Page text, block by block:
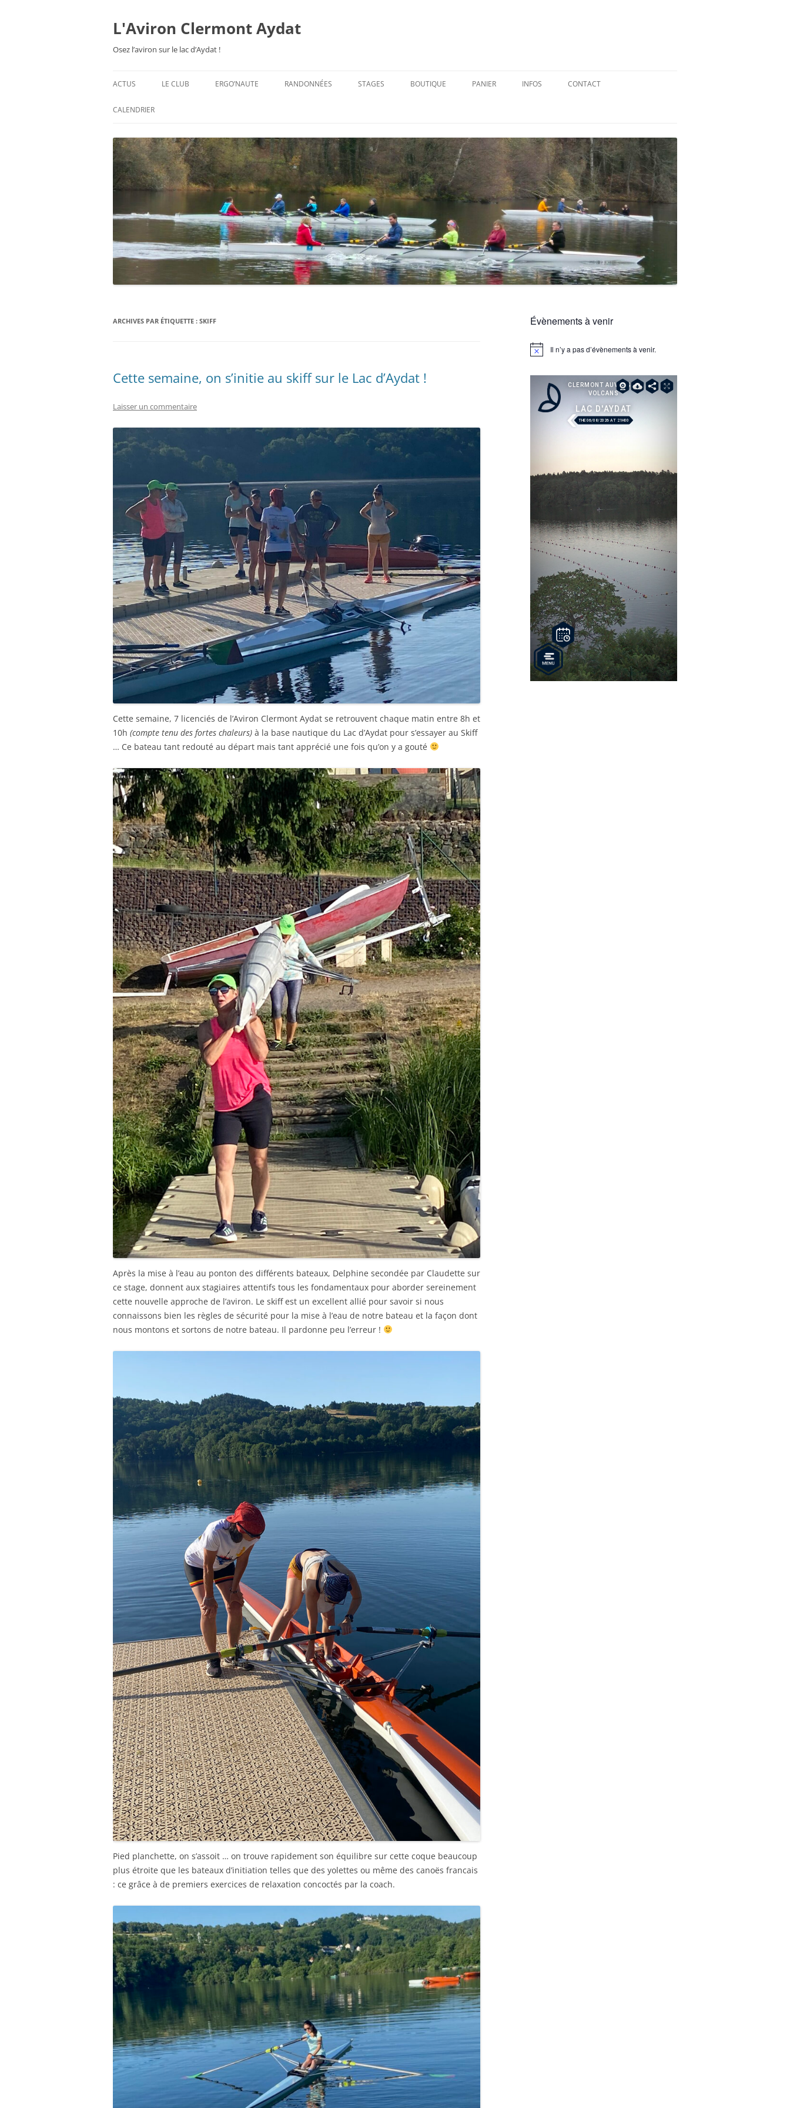
L'Aviron Clermont Aydat
Osez l’aviron sur le lac d’Aydat !
ACTUS LE CLUB
ESPACE ADHÉSION
TARIFS 2026-27
ERGO’NAUTE RANDONNÉES STAGES BOUTIQUE PANIER INFOS
RÉGLEMENT INTÉRIEUR
RÉGLEMENT DE LA FFA
MENTIONS LÉGALES
PARTENAIRES
CONTACT
CALENDRIER
ARCHIVES PAR ÉTIQUETTE : SKIFF
Cette semaine, on s’initie au skiff sur le Lac d’Aydat !
Laisser un commentaire
Cette semaine, 7 licenciés de l’Aviron Clermont Aydat se retrouvent chaque matin entre 8h et
10h (compte tenu des fortes chaleurs) à la base nautique du Lac d’Aydat pour s’essayer au Skiff
… Ce bateau tant redouté au départ mais tant apprécié une fois qu’on y a gouté
Après la mise à l’eau au ponton des différents bateaux, Delphine secondée par Claudette sur
ce stage, donnent aux stagiaires attentifs tous les fondamentaux pour aborder sereinement
cette nouvelle approche de l’aviron. Le skiff est un excellent allié pour savoir si nous
connaissons bien les règles de sécurité pour la mise à l’eau de notre bateau et la façon dont
nous montons et sortons de notre bateau. Il pardonne peu l’erreur !
Pied planchette, on s’assoit … on trouve rapidement son équilibre sur cette coque beaucoup
plus étroite que les bateaux d’initiation telles que des yolettes ou même des canoës francais
: ce grâce à de premiers exercices de relaxation concoctés par la coach.
Évènements à venir
Notice Il n’y a pas d’évènements à venir.